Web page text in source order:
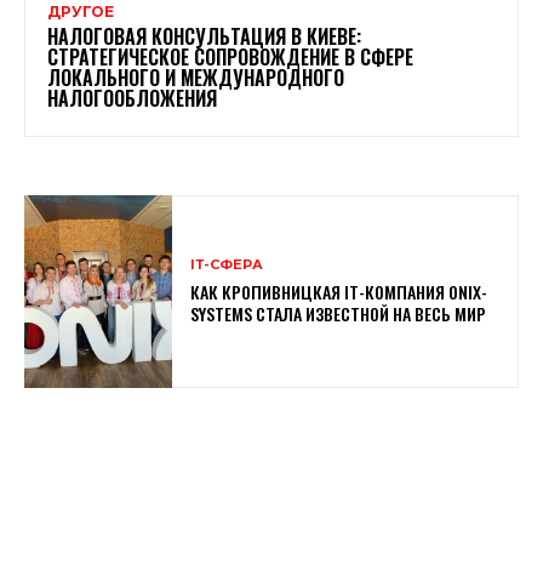
ДРУГОЕ
НАЛОГОВАЯ КОНСУЛЬТАЦИЯ В КИЕВЕ:
СТРАТЕГИЧЕСКОЕ СОПРОВОЖДЕНИЕ В СФЕРЕ
ЛОКАЛЬНОГО И МЕЖДУНАРОДНОГО
НАЛОГООБЛОЖЕНИЯ
ІТ-СФЕРА
КАК КРОПИВНИЦКАЯ ІТ-КОМПАНИЯ ONIX-
SYSTEMS СТАЛА ИЗВЕСТНОЙ НА ВЕСЬ МИР